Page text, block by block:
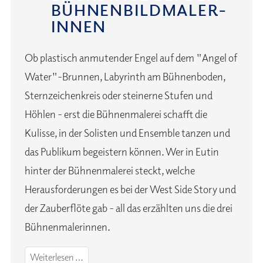
BÜHNEN­BILD­MALER­
IN­NEN
Ob plastisch anmutender Engel auf dem "Angel of
Water"-Brunnen, Labyrinth am Bühnenboden,
Sternzeichenkreis oder steinerne Stufen und
Höhlen - erst die Bühnenmalerei schafft die
Kulisse, in der Solisten und Ensemble tanzen und
das Publikum begeistern können. Wer in Eutin
hinter der Bühnenmalerei steckt, welche
Herausforderungen es bei der West Side Story und
der Zauberflöte gab - all das erzählten uns die drei
Bühnenmalerinnen.
Weiterlesen …Die